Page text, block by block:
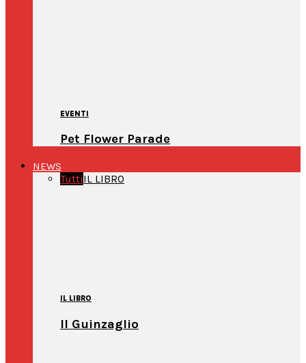
EVENTI
Pet Flower Parade
NEWS
TuttiIL LIBRO
IL LIBRO
Il Guinzaglio